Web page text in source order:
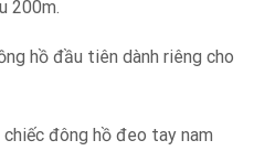
200m.
hồ đầu tiên dành riêng cho
đông hồ đeo tay nam